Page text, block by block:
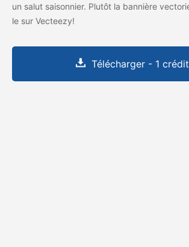
un salut saisonnier. Plutôt la bannière
le sur Vecteezy!
Télécharger - 1